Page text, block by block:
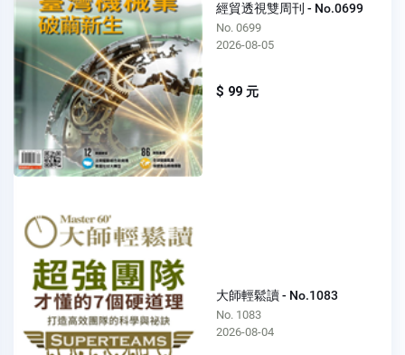
經貿透視雙周刊 - No.0699
No. 0699
2026-08-05
$ 99 元
大師輕鬆讀 - No.1083
No. 1083
2026-08-04